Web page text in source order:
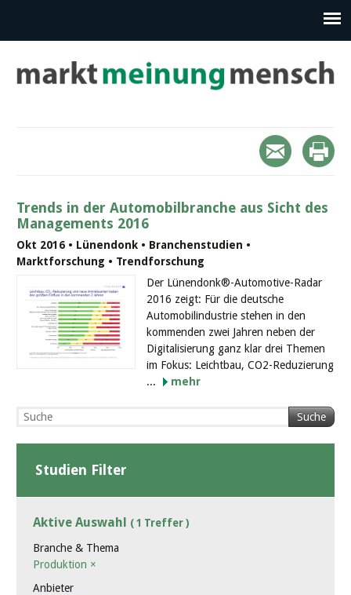
Trends in der Automobilbranche aus Sicht des
Managements 2016
Okt 2016 • Lünendonk • Branchenstudien •
Marktforschung • Trendforschung
Der Lünendonk®-Automotive-Radar
2016 zeigt: Für die deutsche
Automobilindustrie stehen in den
kommenden zwei Jahren neben der
Digitalisierung ganz klar drei Themen
im Fokus: Leichtbau, CO2-Reduzierung
...
mehr
Suche
Studien Filter
Aktive Auswahl ( 1 Treffer )
Branche & Thema
Produktion ×
Anbieter